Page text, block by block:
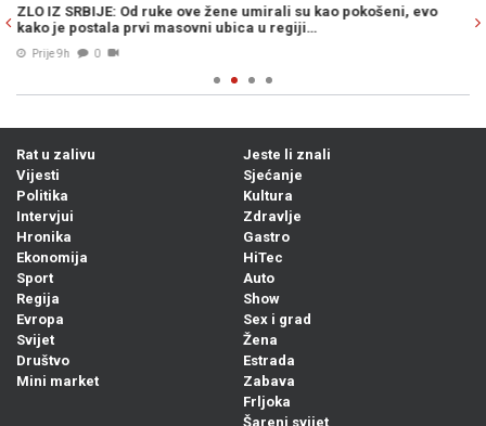
ZLO IZ SRBIJE: Od ruke ove žene umirali su kao pokošeni, evo
kako je postala prvi masovni ubica u regiji…
Prije 9h 0
Rat u zalivu
Vijesti
Politika
Intervjui
Hronika
Ekonomija
Sport
Regija
Evropa
Svijet
Društvo
Mini market
Jeste li znali
Sjećanje
Kultura
Zdravlje
Gastro
HiTec
Auto
Show
Sex i grad
Žena
Estrada
Zabava
Frljoka
Šareni svijet